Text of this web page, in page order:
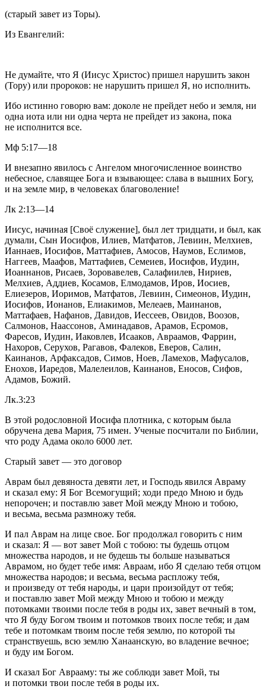
(старый завет из Торы).
Из Евангелий:
Не думайте, что Я (Иисус Христос) пришел нарушить закон
(Тору) или пророков: не нарушить пришел Я, но исполнить.
Ибо истинно говорю вам: доколе не прейдет небо и земля, ни
одна иота или ни одна черта не прейдет из закона, пока
не исполнится все.
Мф 5:17—18
И внезапно явилось с Ангелом многочисленное воинство
небесное, славящее Бога и взывающее: слава в вышних Богу,
и на земле мир, в человеках благоволение!
Лк 2:13—14
Иисус, начиная [Своё служение], был лет тридцати, и был, как
думали, Сын Иосифов, Илиев, Матфатов, Левиин, Мелхиев,
Ианнаев, Иосифов, Маттафиев, Амосов, Наумов, Еслимов,
Наггеев, Маафов, Маттафиев, Семеиев, Иосифов, Иудин,
Иоаннанов, Рисаев, Зоровавелев, Салафиилев, Нириев,
Мелхиев, Аддиев, Косамов, Елмодамов, Иров, Иосиев,
Елиезеров, Иоримов, Матфатов, Левиин, Симеонов, Иудин,
Иосифов, Ионанов, Елиакимов, Мелеаев, Маинанов,
Маттафаев, Нафанов, Давидов, Иессеев, Овидов, Воозов,
Салмонов, Наассонов, Аминадавов, Арамов, Есромов,
Фаресов, Иудин, Иаковлев, Исааков, Авраамов, Фаррин,
Нахоров, Серухов, Рагавов, Фалеков, Еверов, Салин,
Каинанов, Арфаксадов, Симов, Ноев, Ламехов, Мафусалов,
Енохов, Иаредов, Малелеилов, Каинанов, Еносов, Сифов,
Адамов, Божий.
Лк.3:23
В этой родословной Иосифа плотника, с которым была
обручена дева Мария, 75 имен. Ученые посчитали по Библии,
что роду Адама около 6000 лет.
Старый завет — это договор
Аврам был девяноста девяти лет, и Господь явился Авраму
и сказал ему: Я Бог Всемогущий; ходи предо Мною и будь
непорочен; и поставлю завет Мой между Мною и тобою,
и весьма, весьма размножу тебя.
И пал Аврам на лице свое. Бог продолжал говорить с ним
и сказал: Я — вот завет Мой с тобою: ты будешь отцом
множества народов, и не будешь ты больше называться
Аврамом, но будет тебе имя: Авраам, ибо Я сделаю тебя отцом
множества народов; и весьма, весьма распложу тебя,
и произведу от тебя народы, и цари произойдут от тебя;
и поставлю завет Мой между Мною и тобою и между
потомками твоими после тебя в роды их, завет вечный в том,
что Я буду Богом твоим и потомков твоих после тебя; и дам
тебе и потомкам твоим после тебя землю, по которой ты
странствуешь, всю землю Ханаанскую, во владение вечное;
и буду им Богом.
И сказал Бог Аврааму: ты же соблюди завет Мой, ты
и потомки твои после тебя в роды их.